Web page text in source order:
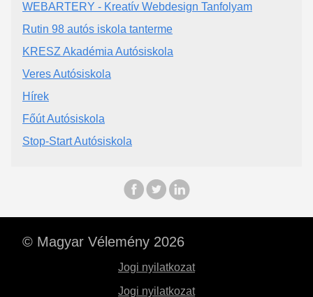
WEBARTERY - Kreatív Webdesign Tanfolyam
Rutin 98 autós iskola tanterme
KRESZ Akadémia Autósiskola
Veres Autósiskola
Hírek
Főút Autósiskola
Stop-Start Autósiskola
© Magyar Vélemény 2026
Jogi nyilatkozat
Jogi nyilatkozat